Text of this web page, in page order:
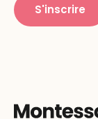
S'inscrire